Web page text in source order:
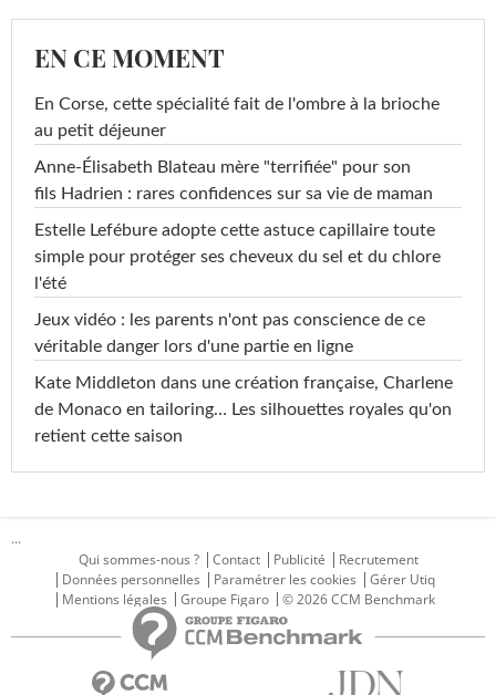
EN CE MOMENT
En Corse, cette spécialité fait de l'ombre à la brioche
au petit déjeuner
Anne-Élisabeth Blateau mère "terrifiée" pour son
fils Hadrien : rares confidences sur sa vie de maman
Estelle Lefébure adopte cette astuce capillaire toute
simple pour protéger ses cheveux du sel et du chlore
l'été
Jeux vidéo : les parents n'ont pas conscience de ce
véritable danger lors d'une partie en ligne
Kate Middleton dans une création française, Charlene
de Monaco en tailoring… Les silhouettes royales qu'on
retient cette saison
...
Qui sommes-nous ?
Contact Publicité
Recrutement
Données personnelles
Paramétrer les cookies
Gérer Utiq
Mentions légales
Groupe Figaro © 2026 CCM Benchmark